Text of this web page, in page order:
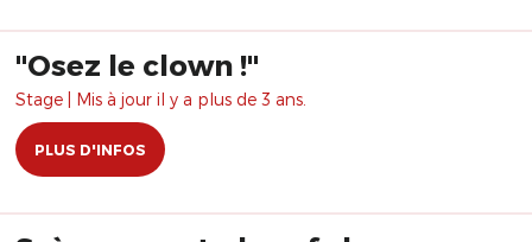
"Osez le clown !"
Stage | Mis à jour il y a plus de 3 ans.
PLUS D'INFOS